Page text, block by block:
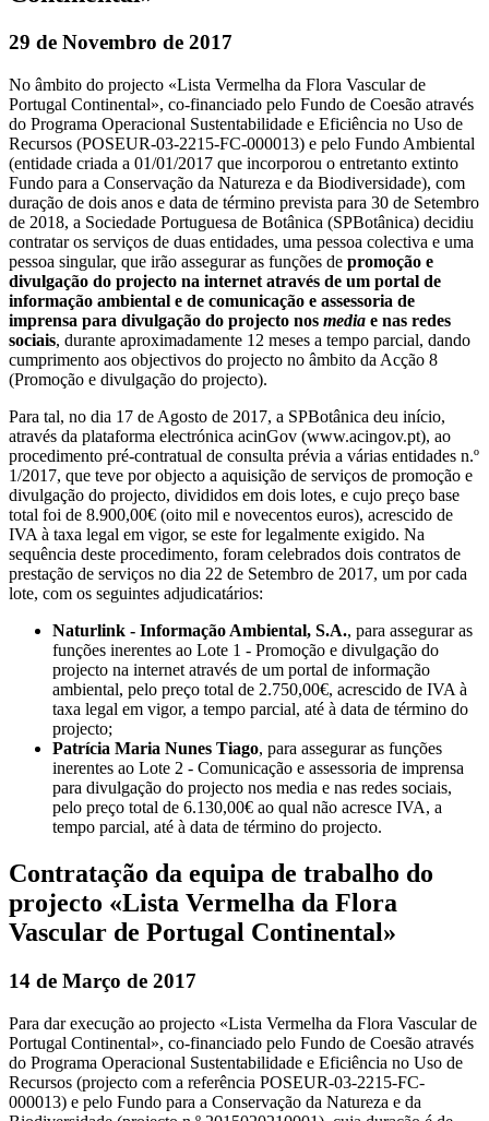
29 de Novembro de 2017
No âmbito do projecto «Lista Vermelha da Flora Vascular de
Portugal Continental», co-financiado pelo Fundo de Coesão através
do Programa Operacional Sustentabilidade e Eficiência no Uso de
Recursos (POSEUR-03-2215-FC-000013) e pelo Fundo Ambiental
(entidade criada a 01/01/2017 que incorporou o entretanto extinto
Fundo para a Conservação da Natureza e da Biodiversidade), com
duração de dois anos e data de término prevista para 30 de Setembro
de 2018, a Sociedade Portuguesa de Botânica (SPBotânica) decidiu
contratar os serviços de duas entidades, uma pessoa colectiva e uma
pessoa singular, que irão assegurar as funções de promoção e
divulgação do projecto na internet através de um portal de
informação ambiental e de comunicação e assessoria de
imprensa para divulgação do projecto nos media e nas redes
sociais, durante aproximadamente 12 meses a tempo parcial, dando
cumprimento aos objectivos do projecto no âmbito da Acção 8
(Promoção e divulgação do projecto).
Para tal, no dia 17 de Agosto de 2017, a SPBotânica deu início,
através da plataforma electrónica acinGov (www.acingov.pt), ao
procedimento pré-contratual de consulta prévia a várias entidades n.º
1/2017, que teve por objecto a aquisição de serviços de promoção e
divulgação do projecto, divididos em dois lotes, e cujo preço base
total foi de 8.900,00€ (oito mil e novecentos euros), acrescido de
IVA à taxa legal em vigor, se este for legalmente exigido. Na
sequência deste procedimento, foram celebrados dois contratos de
prestação de serviços no dia 22 de Setembro de 2017, um por cada
lote, com os seguintes adjudicatários:
Naturlink - Informação Ambiental, S.A., para assegurar as
funções inerentes ao Lote 1 - Promoção e divulgação do
projecto na internet através de um portal de informação
ambiental, pelo preço total de 2.750,00€, acrescido de IVA à
taxa legal em vigor, a tempo parcial, até à data de término do
projecto;
Patrícia Maria Nunes Tiago, para assegurar as funções
inerentes ao Lote 2 - Comunicação e assessoria de imprensa
para divulgação do projecto nos media e nas redes sociais,
pelo preço total de 6.130,00€ ao qual não acresce IVA, a
tempo parcial, até à data de término do projecto.
Contratação da equipa de trabalho do
projecto «Lista Vermelha da Flora
Vascular de Portugal Continental»
14 de Março de 2017
Para dar execução ao projecto «Lista Vermelha da Flora Vascular de
Portugal Continental», co-financiado pelo Fundo de Coesão através
do Programa Operacional Sustentabilidade e Eficiência no Uso de
Recursos (projecto com a referência POSEUR-03-2215-FC-
000013) e pelo Fundo para a Conservação da Natureza e da